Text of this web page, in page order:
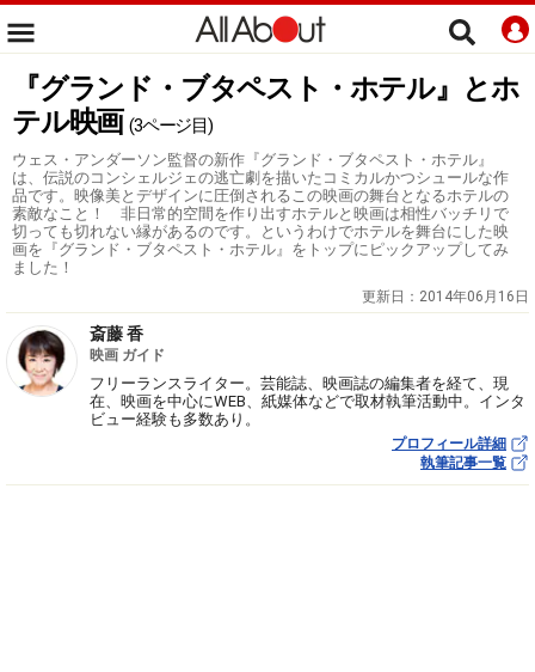
『グランド・ブタペスト・ホテル』とホ
テル映画 (3ページ目)
ウェス・アンダーソン監督の新作『グランド・ブタペスト・ホテル』
は、伝説のコンシェルジェの逃亡劇を描いたコミカルかつシュールな作
品です。映像美とデザインに圧倒されるこの映画の舞台となるホテルの
素敵なこと！ 非日常的空間を作り出すホテルと映画は相性バッチリで
切っても切れない縁があるのです。というわけでホテルを舞台にした映
画を『グランド・ブタペスト・ホテル』をトップにピックアップしてみ
ました！
更新日： 2014年06月16日
斎藤 香
映画 ガイド
フリーランスライター。芸能誌、映画誌の編集者を経て、現
在、映画を中心にWEB、紙媒体などで取材執筆活動中。インタ
ビュー経験も多数あり。
プロフィール詳細
執筆記事一覧